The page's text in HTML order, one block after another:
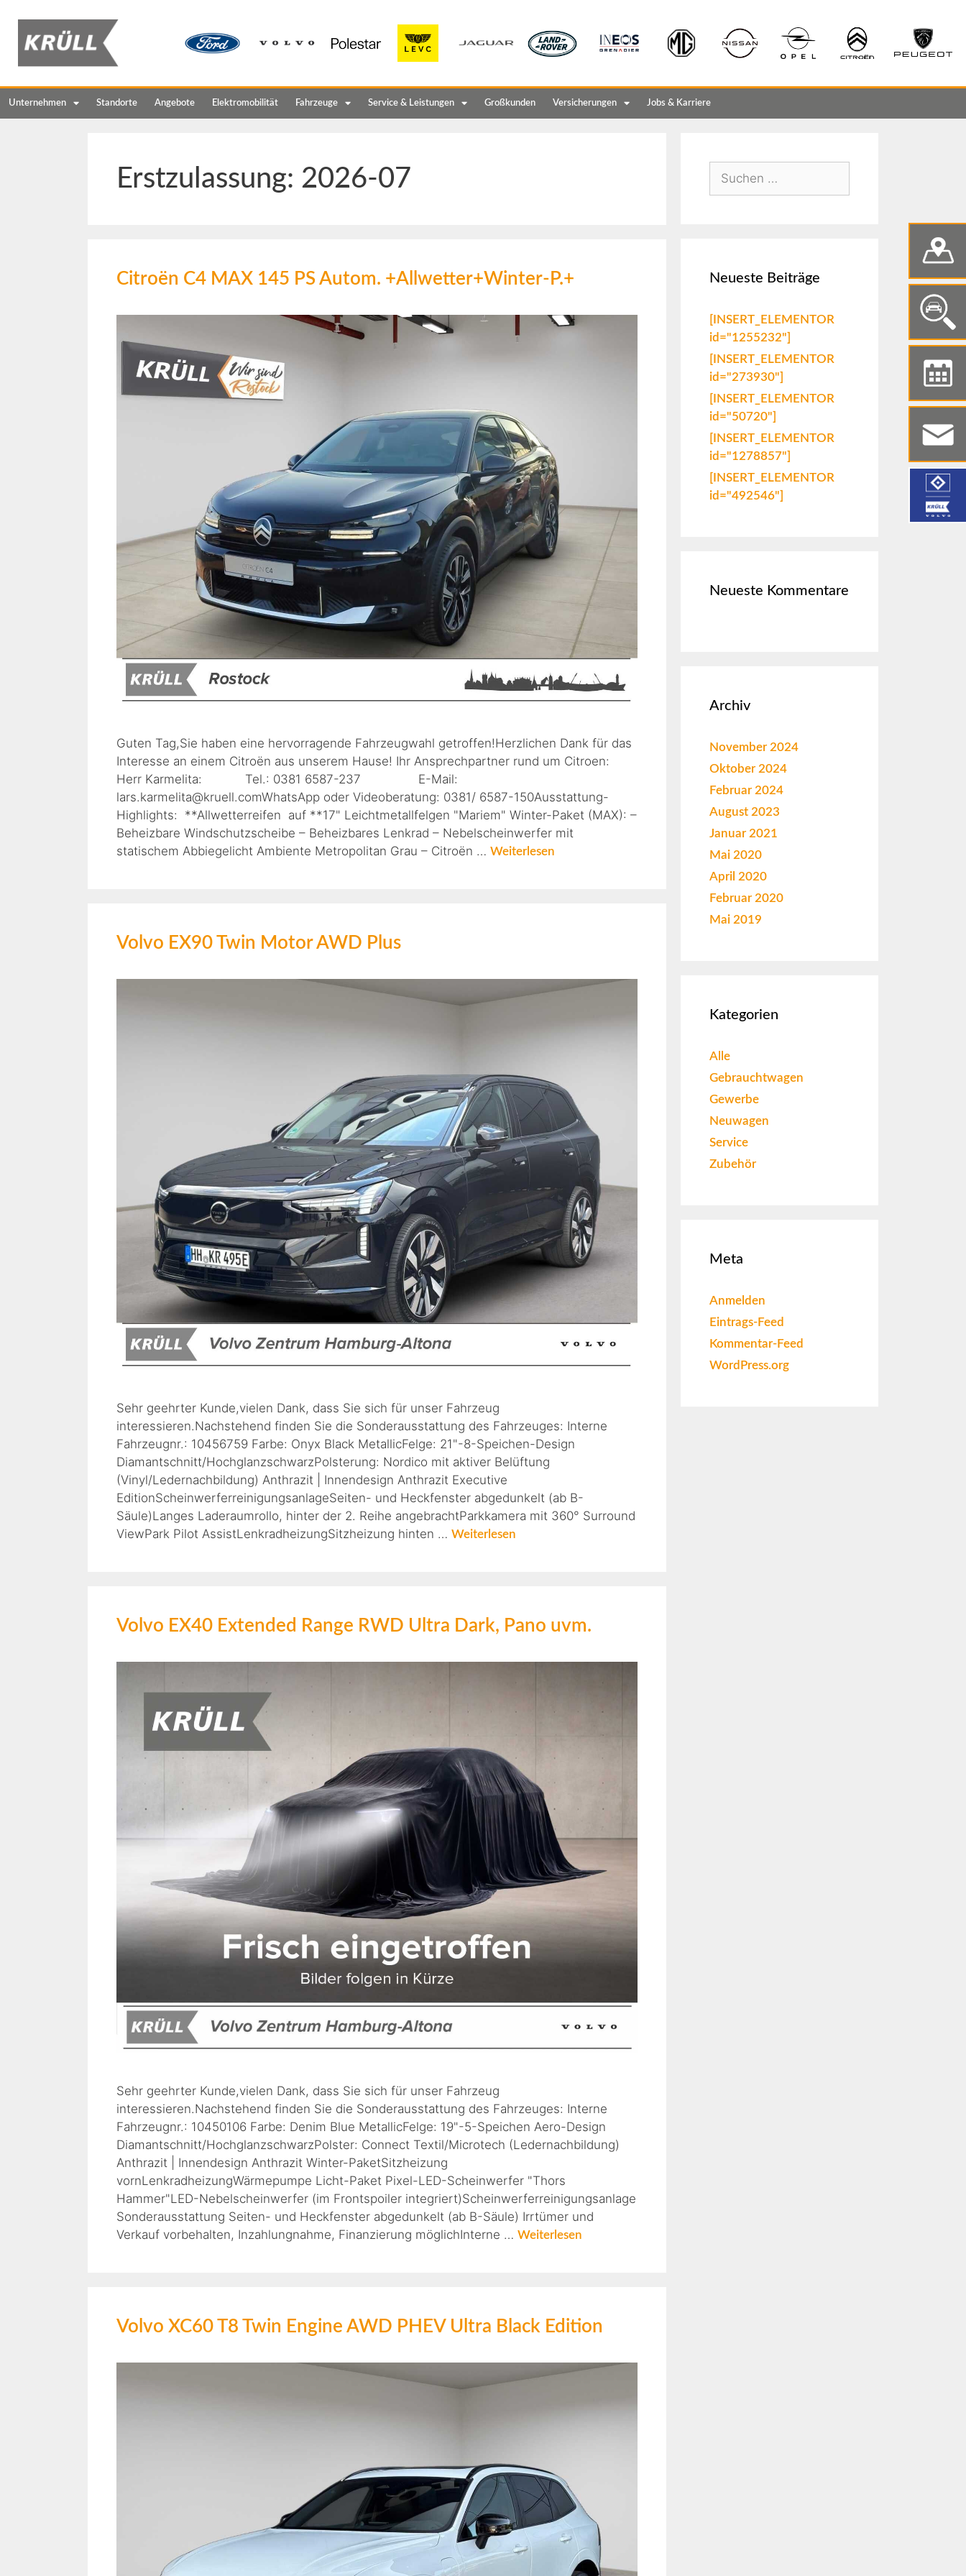
Unternehmen Standorte Angebote Elektromobilität Fahrzeuge Service & Leistungen Großkunden Versicherungen Jobs & Karriere
Erstzulassung: 2026-07
Citroën C4 MAX 145 PS Autom. +Allwetter+Winter-P.+
Guten Tag,Sie haben eine hervorragende Fahrzeugwahl getroffen!Herzlichen Dank für das
Interesse an einem Citroën aus unserem Hause! Ihr Ansprechpartner rund um Citroen:
Herr Karmelita: Tel.: 0381 6587-237 E-Mail:
lars.karmelita@kruell.comWhatsApp oder Videoberatung: 0381/ 6587-150Ausstattung-
Highlights: **Allwetterreifen auf **17" Leichtmetallfelgen "Mariem" Winter-Paket (MAX): –
Beheizbare Windschutzscheibe – Beheizbares Lenkrad – Nebelscheinwerfer mit
statischem Abbiegelicht Ambiente Metropolitan Grau – Citroën … Weiterlesen
Volvo EX90 Twin Motor AWD Plus
Sehr geehrter Kunde,vielen Dank, dass Sie sich für unser Fahrzeug
interessieren.Nachstehend finden Sie die Sonderausstattung des Fahrzeuges: Interne
Fahrzeugnr.: 10456759 Farbe: Onyx Black MetallicFelge: 21"-8-Speichen-Design
Diamantschnitt/HochglanzschwarzPolsterung: Nordico mit aktiver Belüftung
(Vinyl/Ledernachbildung) Anthrazit | Innendesign Anthrazit Executive
EditionScheinwerferreinigungsanlageSeiten- und Heckfenster abgedunkelt (ab B-
Säule)Langes Laderaumrollo, hinter der 2. Reihe angebrachtParkkamera mit 360° Surround
ViewPark Pilot AssistLenkradheizungSitzheizung hinten … Weiterlesen
Volvo EX40 Extended Range RWD Ultra Dark, Pano uvm.
Sehr geehrter Kunde,vielen Dank, dass Sie sich für unser Fahrzeug
interessieren.Nachstehend finden Sie die Sonderausstattung des Fahrzeuges: Interne
Fahrzeugnr.: 10450106 Farbe: Denim Blue MetallicFelge: 19"-5-Speichen Aero-Design
Diamantschnitt/HochglanzschwarzPolster: Connect Textil/Microtech (Ledernachbildung)
Anthrazit | Innendesign Anthrazit Winter-PaketSitzheizung
vornLenkradheizungWärmepumpe Licht-Paket Pixel-LED-Scheinwerfer "Thors
Hammer"LED-Nebelscheinwerfer (im Frontspoiler integriert)Scheinwerferreinigungsanlage
Sonderausstattung Seiten- und Heckfenster abgedunkelt (ab B-Säule) Irrtümer und
Verkauf vorbehalten, Inzahlungnahme, Finanzierung möglichInterne … Weiterlesen
Volvo XC60 T8 Twin Engine AWD PHEV Ultra Black Edition
Neueste Beiträge
[INSERT_ELEMENTOR
id="1255232"]
[INSERT_ELEMENTOR
id="273930"]
[INSERT_ELEMENTOR
id="50720"]
[INSERT_ELEMENTOR
id="1278857"]
[INSERT_ELEMENTOR
id="492546"]
Neueste Kommentare
Archiv
November 2024
Oktober 2024
Februar 2024
August 2023
Januar 2021
Mai 2020
April 2020
Februar 2020
Mai 2019
Kategorien
Alle
Gebrauchtwagen
Gewerbe
Neuwagen
Service
Zubehör
Meta
Anmelden
Eintrags-Feed
Kommentar-Feed
WordPress.org